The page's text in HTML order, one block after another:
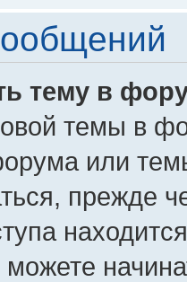
тему в
темы в
или
прежде